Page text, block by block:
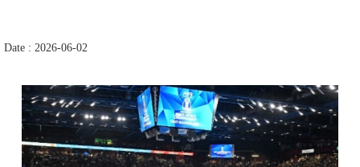
Date : 2026-06-02